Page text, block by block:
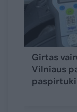
Girtas
Vilniaus